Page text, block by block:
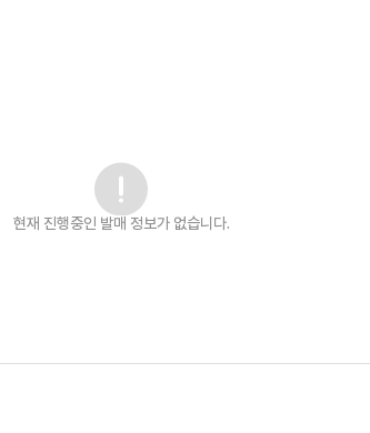
현재 진행중인 발매 정보가 없습니다.